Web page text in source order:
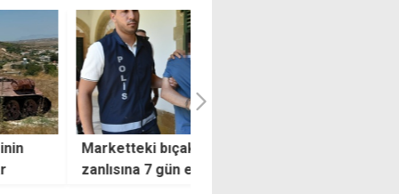
bıçaklı saldırı
7 gün ek tutukluluk,